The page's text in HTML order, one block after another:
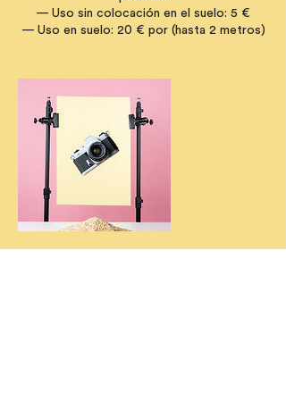
— Uso sin colocación en el suelo: 5 €
— Uso en suelo: 20 € por (hasta 2 metros)